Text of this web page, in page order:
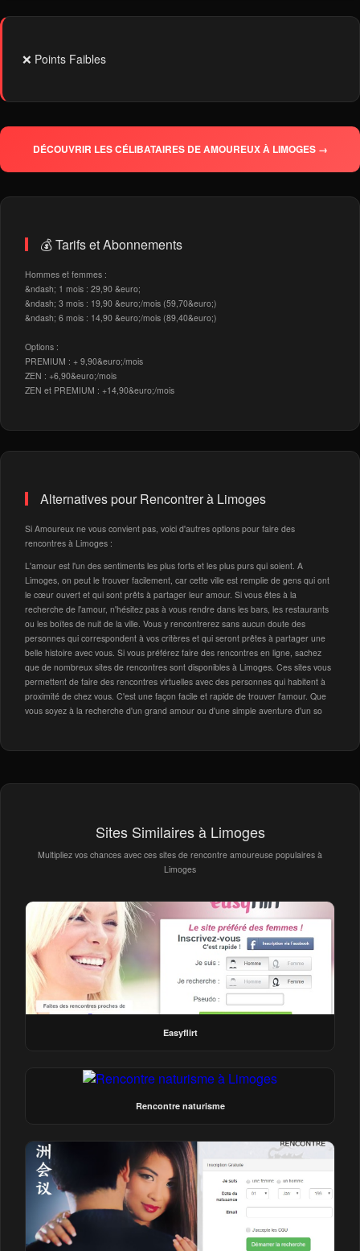
❌ Points Faibles
DÉCOUVRIR LES CÉLIBATAIRES DE AMOUREUX À LIMOGES →
💰 Tarifs et Abonnements
Hommes et femmes :
&ndash; 1 mois : 29,90 &euro;
&ndash; 3 mois : 19,90 &euro;/mois (59,70&euro;)
&ndash; 6 mois : 14,90 &euro;/mois (89,40&euro;)
Options :
PREMIUM : + 9,90&euro;/mois
ZEN : +6,90&euro;/mois
ZEN et PREMIUM : +14,90&euro;/mois
Alternatives pour Rencontrer à Limoges
Si Amoureux ne vous convient pas, voici d'autres options pour faire des
rencontres à Limoges :
L'amour est l'un des sentiments les plus forts et les plus purs qui soient. A
Limoges, on peut le trouver facilement, car cette ville est remplie de gens qui ont
le cœur ouvert et qui sont prêts à partager leur amour. Si vous êtes à la
recherche de l'amour, n'hésitez pas à vous rendre dans les bars, les restaurants
ou les boîtes de nuit de la ville. Vous y rencontrerez sans aucun doute des
personnes qui correspondent à vos critères et qui seront prêtes à partager une
belle histoire avec vous. Si vous préférez faire des rencontres en ligne, sachez
que de nombreux sites de rencontres sont disponibles à Limoges. Ces sites vous
permettent de faire des rencontres virtuelles avec des personnes qui habitent à
proximité de chez vous. C'est une façon facile et rapide de trouver l'amour. Que
vous soyez à la recherche d'un grand amour ou d'une simple aventure d'un so
Sites Similaires à Limoges
Multipliez vos chances avec ces sites de rencontre amoureuse populaires à
Limoges
Easyflirt
Rencontre naturisme